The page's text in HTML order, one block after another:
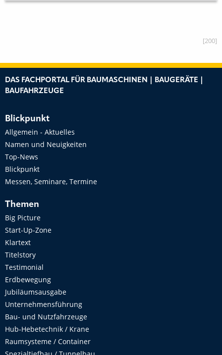
[200]
DAS FACHPORTAL FÜR BAUMASCHINEN | BAUGERÄTE |
BAUFAHRZEUGE
Blickpunkt
Allgemein - Aktuelles
Namen und Neuigkeiten
Top-News
Blickpunkt
Messen, Seminare, Termine
Themen
Big Picture
Start-Up-Zone
Klartext
Titelstory
Testimonial
Erdbewegung
Jubiläumsausgabe
Unternehmensführung
Bau- und Nutzfahrzeuge
Hub-Hebetechnik / Krane
Raumsysteme / Container